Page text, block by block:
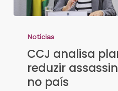
Notícias
CCJ analisa
reduzir
no país